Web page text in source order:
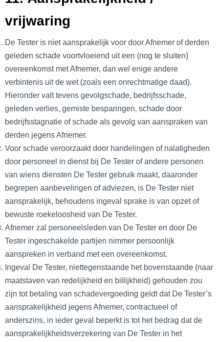
vrijwaring
De Tester is niet aansprakelijk voor door Afnemer of derden
geleden schade voortvloeiend uit een (nog te sluiten)
overeenkomst met Afnemer, dan wel enige andere
verbintenis uit de wet (zoals een onrechtmatige daad).
Hieronder valt tevens gevolgschade, bedrijfsschade,
geleden verlies, gemiste besparingen, schade door
bedrijfsstagnatie of schade als gevolg van aanspraken van
derden jegens Afnemer.
Voor schade veroorzaakt door handelingen of nalatigheden
door personeel in dienst bij De Tester of andere personen
van wiens diensten De Tester gebruik maakt, daaronder
begrepen aanbevelingen of adviezen, is De Tester niet
aansprakelijk, behoudens ingeval sprake is van opzet of
bewuste roekeloosheid van De Tester.
Afnemer zal personeelsleden van De Tester en door De
Tester ingeschakelde partijen nimmer persoonlijk
aanspreken in verband met een overeenkomst.
Ingeval De Tester, niettegenstaande het bovenstaande (naar
maatstaven van redelijkheid en billijkheid) gehouden zou
zijn tot betaling van schadevergoeding geldt dat De Tester’s
aansprakelijkheid jegens Afnemer, contractueel of
anderszins, in ieder geval beperkt is tot het bedrag dat de
aansprakelijkheidsverzekering van De Tester in het